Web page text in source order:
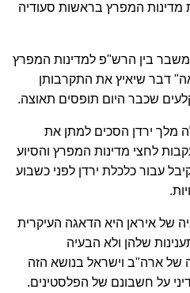
המפרץ בראשות סעודיה
בין הרש"פ למדינות המפרץ
דבר שיאיץ את התקרבותן
שכבר היום תופסים תאוצה.
מלך ירדן הסכים למתן את
לחצי מדינות המפרץ והסיוע
קיבל עבור כלכלת ירדן לפני כשבוע
של איראן היא הדאגה העיקרית
שלהן ולא הבעיה
של ארה"ב וישראל בנושא הזה
על חשבונם של הפלסטינים.